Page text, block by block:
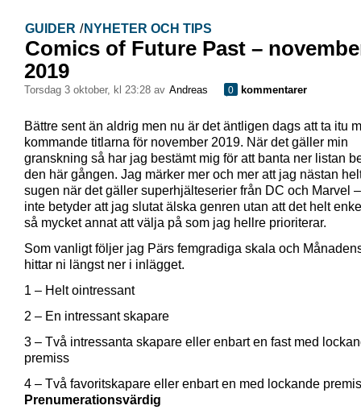
GUIDER / NYHETER OCH TIPS
Comics of Future Past –
2019
torsdag 3 oktober, kl 23:28 av Andreas 0 kommentarer
Bättre sent än aldrig men nu är det äntligen dags att ta itu
kommande titlarna för november 2019. När det gäller min
granskning så har jag bestämt mig för att banta ner listan
den här gången. Jag märker mer och mer att jag nästan
sugen när det gäller superhjälteserier från DC och Marvel
inte betyder att jag slutat älska genren utan att det helt
så mycket annat att välja på som jag hellre prioriterar.
Som vanligt följer jag Pärs femgradiga skala och
hittar ni längst ner i inlägget.
1 – Helt ointressant
2 – En intressant skapare
3 – Två intressanta skapare eller enbart en fast med
premiss
4 – Två favoritskapare eller enbart en med lockande
Prenumerationsvärdig